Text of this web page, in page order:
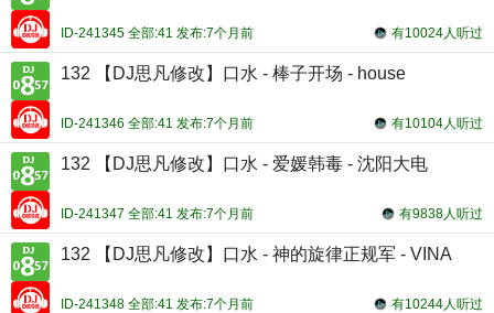
有10024人听过
ID-241345 全部:41 发布:7个月前
132 【DJ思凡修改】口水 - 棒子开场 - house
有10104人听过
ID-241346 全部:41 发布:7个月前
132 【DJ思凡修改】口水 - 爱媛韩毒 - 沈阳大电
有9838人听过
ID-241347 全部:41 发布:7个月前
132 【DJ思凡修改】口水 - 神的旋律正规军 - VINA
有10244人听过
ID-241348 全部:41 发布:7个月前